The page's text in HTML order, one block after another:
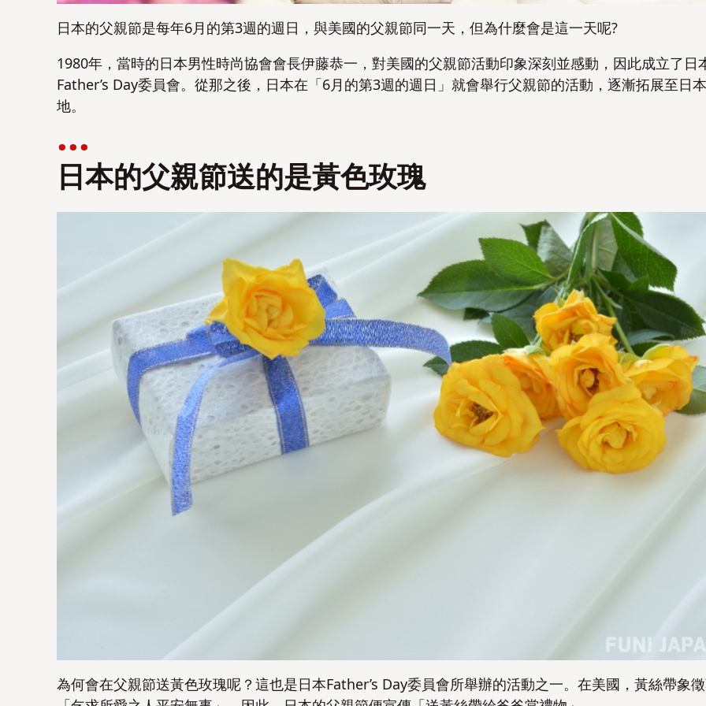
日本的父親節是每年6月的第3週的週日，與美國的父親節同一天，但為什麼會是這一天呢?
1980年，當時的日本男性時尚協會會長伊藤恭一，對美國的父親節活動印象深刻並感動，因此成立了日
Father’s Day委員會。從那之後，日本在「6月的第3週的週日」就會舉行父親節的活動，逐漸拓展至日
地。
日本的父親節送的是黃色玫瑰
為何會在父親節送黃色玫瑰呢？這也是日本Father’s Day委員會所舉辦的活動之一。在美國，黃絲帶象